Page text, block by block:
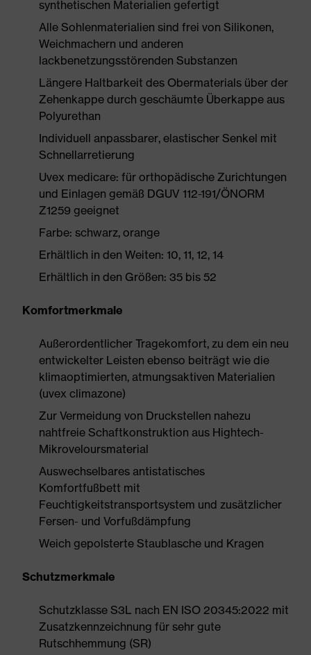
synthetischen Materialien gefertigt
Alle Sohlenmaterialien sind frei von Silikonen,
Weichmachern und anderen
lackbenetzungsstörenden Substanzen
Längere Haltbarkeit des Obermaterials über der
Zehenkappe durch geschäumte Überkappe aus
Polyurethan
Individuell anpassbarer, elastischer Senkel mit
Schnellarretierung
Uvex medicare: für orthopädische Zurichtungen
und Einlagen gemäß DGUV 112-191/ÖNORM
Z1259 geeignet
Farbe: schwarz, orange
Erhältlich in den Weiten: 10, 11, 12, 14
Erhältlich in den Größen: 35 bis 52
Komfortmerkmale
Außerordentlicher Tragekomfort, zu dem ein neu
entwickelter Leisten ebenso beiträgt wie die
klimaoptimierten, atmungsaktiven Materialien
(uvex climazone)
Zur Vermeidung von Druckstellen nahezu
nahtfreie Schaftkonstruktion aus Hightech-
Mikroveloursmaterial
Auswechselbares antistatisches
Komfortfußbett mit
Feuchtigkeitstransportsystem und zusätzlicher
Fersen- und Vorfußdämpfung
Weich gepolsterte Staublasche und Kragen
Schutzmerkmale
Schutzklasse S3L nach EN ISO 20345:2022 mit
Zusatzkennzeichnung für sehr gute
Rutschhemmung (SR)